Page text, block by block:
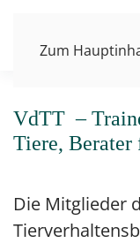
Zum
VdTT e.V.
MEHR ÜBER
VdTT –
Tiere, Berater
Die Mitglieder